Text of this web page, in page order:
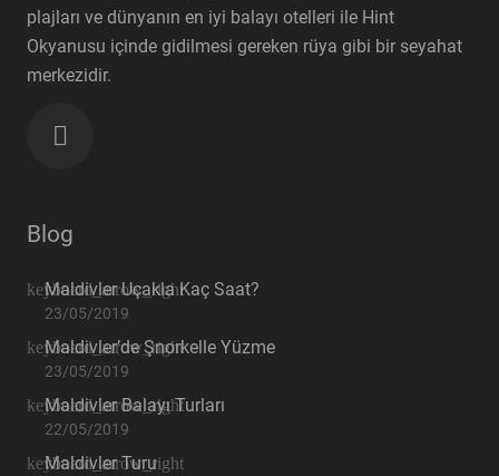
plajları ve dünyanın en iyi balayı otelleri ile Hint
Okyanusu içinde gidilmesi gereken rüya gibi bir seyahat
merkezidir.
Blog
Maldivler Uçakla Kaç Saat?
23/05/2019
Maldivler’de Şnorkelle Yüzme
23/05/2019
Maldivler Balayı Turları
22/05/2019
Maldivler Turu